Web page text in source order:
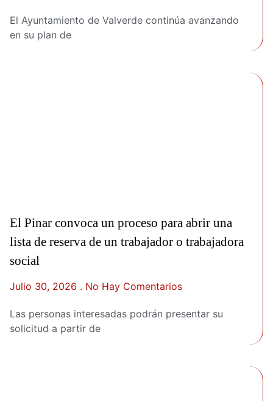
El Ayuntamiento de Valverde continúa avanzando
en su plan de
El Pinar convoca un proceso para abrir una
lista de reserva de un trabajador o trabajadora
social
Julio 30, 2026 No Hay Comentarios
Las personas interesadas podrán presentar su
solicitud a partir de